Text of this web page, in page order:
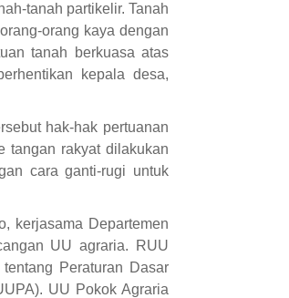
tanah partikelir. Tanah
orang kaya dengan
tanah berkuasa atas
kepala desa,
hak-hak pertuanan
tangan rakyat dilakukan
cara ganti-rugi untuk
kerjasama Departemen
UU agraria. RUU
Peraturan Dasar
UU Pokok Agraria